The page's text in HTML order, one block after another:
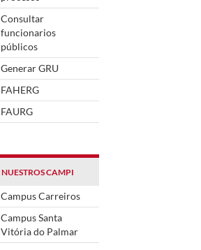
Consultar
funcionarios
públicos
Generar GRU
FAHERG
FAURG
NUESTROS CAMPI
Campus Carreiros
Campus Santa
Vitória do Palmar